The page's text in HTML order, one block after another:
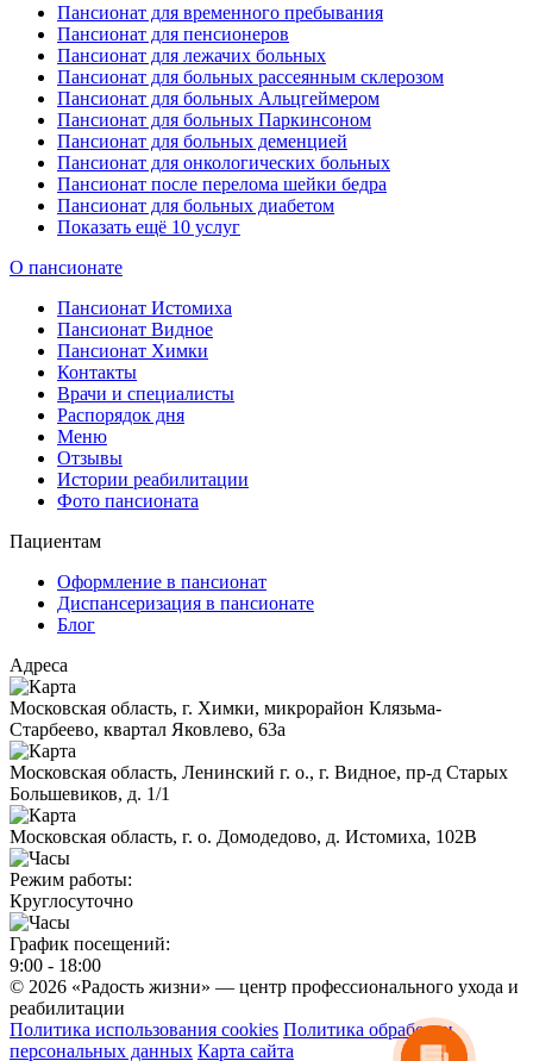
Пансионат для временного пребывания
Пансионат для пенсионеров
Пансионат для лежачих больных
Пансионат для больных рассеянным склерозом
Пансионат для больных Альцгеймером
Пансионат для больных Паркинсоном
Пансионат для больных деменцией
Пансионат для онкологических больных
Пансионат после перелома шейки бедра
Пансионат для больных диабетом
Показать ещё 10 услуг
О пансионате
Пансионат Истомиха
Пансионат Видное
Пансионат Химки
Контакты
Врачи и специалисты
Распорядок дня
Меню
Отзывы
Истории реабилитации
Фото пансионата
Пациентам
Оформление в пансионат
Диспансеризация в пансионате
Блог
Адреса
Московская область, г. Химки, микрорайон Клязьма-
Старбеево, квартал Яковлево, 63а
Московская область, Ленинский г. о., г. Видное, пр-д Старых
Большевиков, д. 1/1
Московская область, г. о. Домодедово, д. Истомиха, 102В
Режим работы:
Круглосуточно
График посещений:
9:00 - 18:00
© 2026 «Радость жизни» — центр профессионального ухода и
реабилитации
Политика использования cookies Политика обработки
персональных данных Карта сайта